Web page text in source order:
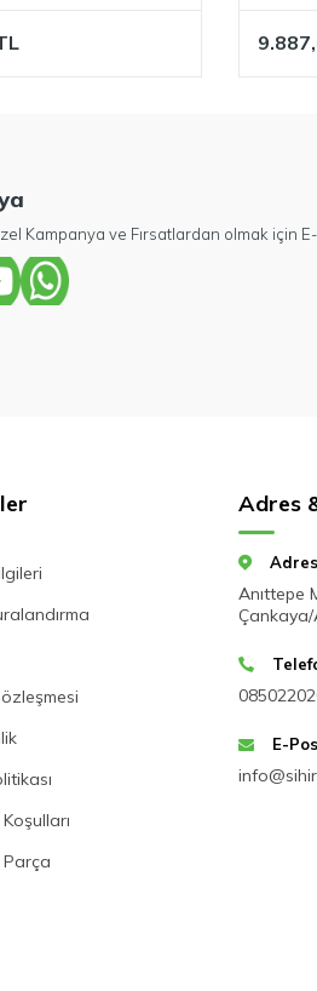
Kampanya ve Fırsatlardan olmak için
Parça
Adres
Adres
Anıttepe
E-